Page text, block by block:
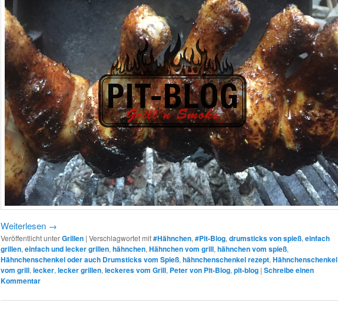
Weiterlesen →
Veröffentlicht unterGrillen | Verschlagwortet mit#Hähnchen, #Pit-Blog, drumsticks von spieß, einfach
grillen, einfach und lecker grillen, hähnchen, Hähnchen vom grill, hähnchen vom spieß,
Hähnchenschenkel oder auch Drumsticks vom Spieß, hähnchenschenkel rezept, Hähnchenschenkel
vom grill, lecker, lecker grillen, leckeres vom Grill, Peter von Pit-Blog, pit-blog | Schreibe einen
Kommentar